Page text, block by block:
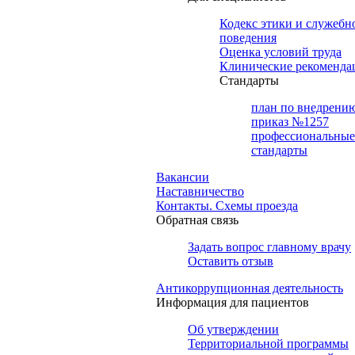
Кодекс этики и
поведения
Оценка условий труда
Клинические
Cтандарты
план по
приказ №1257
профессиональные
стандарты
Вакансии
Наставничество
Контакты. Схемы проезда
Обратная связь
Задать вопрос главному врачу
Оставить отзыв
Антикоррупционная деятельность
Информация для пациентов
Об утверждении
Территориальной программы